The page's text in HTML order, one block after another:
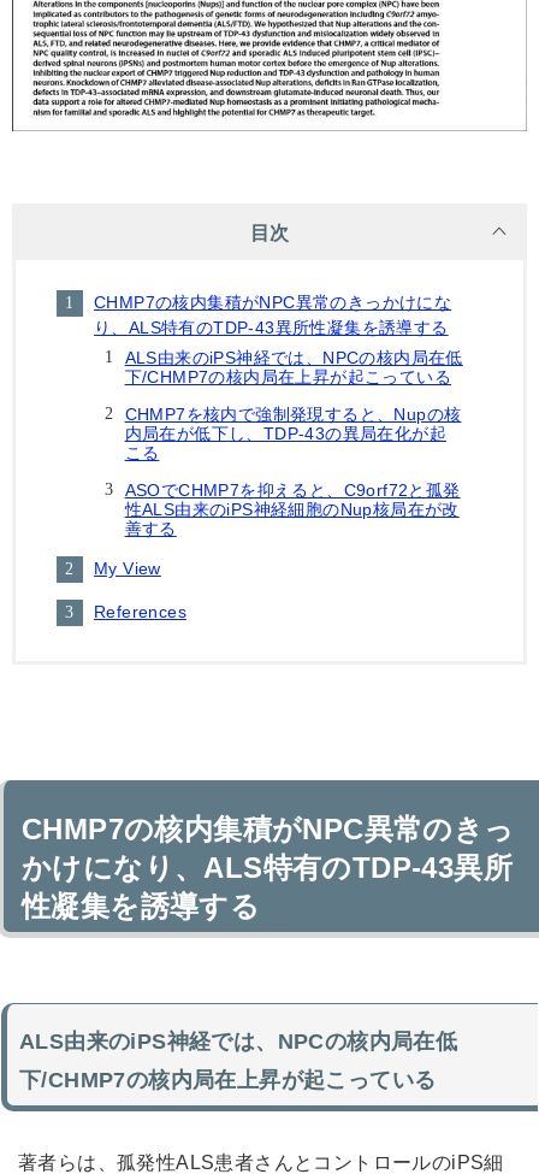
目次
CHMP7の核内集積がNPC異常のきっかけにな
り、ALS特有のTDP-43異所性凝集を誘導する
ALS由来のiPS神経では、NPCの核内局在低
下/CHMP7の核内局在上昇が起こっている
CHMP7を核内で強制発現すると、Nupの核
内局在が低下し、TDP-43の異局在化が起
こる
ASOでCHMP7を抑えると、C9orf72と孤発
性ALS由来のiPS神経細胞のNup核局在が改
善する
My View
References
CHMP7の核内集積がNPC異常のきっ
かけになり、ALS特有のTDP-43異所
性凝集を誘導する
ALS由来のiPS神経では、NPCの核内局在低
下/CHMP7の核内局在上昇が起こっている
著者らは、孤発性ALS患者さんとコントロールのiPS細